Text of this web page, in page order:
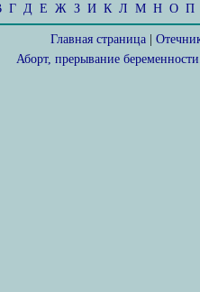
Г Д Е Ж З И К Л М Н О П
Главная страница|
Аборт, прерывание беременности